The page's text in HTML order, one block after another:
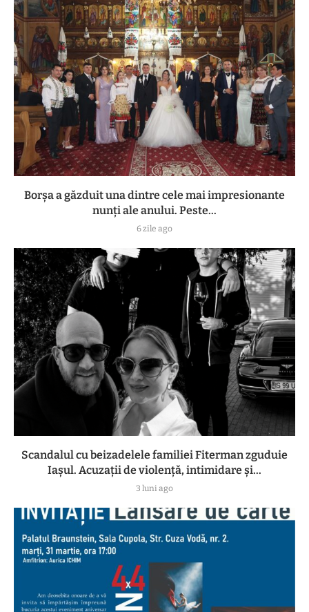
Borșa a găzduit una dintre cele mai impresionante
nunți ale anului. Peste...
6 zile ago
Scandalul cu beizadelele familiei Fiterman zguduie
Iașul. Acuzații de violență, intimidare și...
3 luni ago